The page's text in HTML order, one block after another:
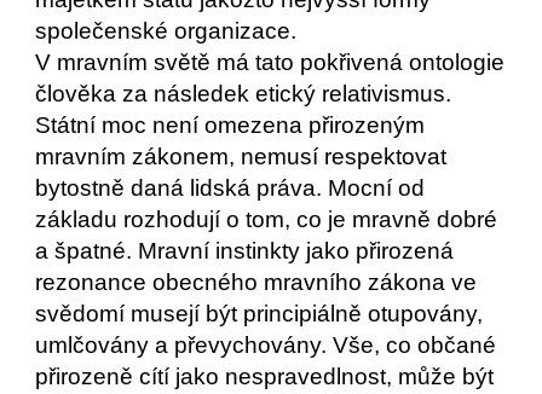
společenské organizace.
V mravním světě má tato pokřivená ontologie
člověka za následek etický relativismus.
Státní moc není omezena přirozeným
mravním zákonem, nemusí respektovat
bytostně daná lidská práva. Mocní od
základu rozhodují o tom, co je mravně dobré
a špatné. Mravní instinkty jako přirozená
rezonance obecného mravního zákona ve
svědomí musejí být principiálně otupovány,
umlčovány a převychovány. Vše, co občané
přirozeně cítí jako nespravedlnost, může být